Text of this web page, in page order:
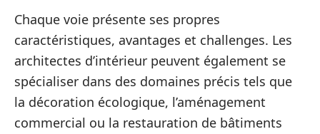
Chaque voie présente ses propres
caractéristiques, avantages et challenges. Les
architectes d’intérieur peuvent également se
spécialiser dans des domaines précis tels que
la décoration écologique, l’aménagement
commercial ou la restauration de bâtiments